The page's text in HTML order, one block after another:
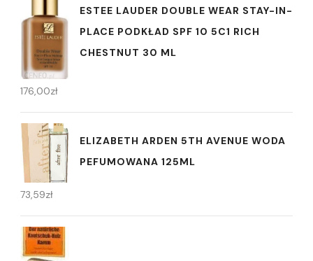
ESTEE LAUDER DOUBLE WEAR STAY-IN-
PLACE PODKŁAD SPF 10 5C1 RICH
CHESTNUT 30 ML
176,00zł
ELIZABETH ARDEN 5TH AVENUE WODA
PEFUMOWANA 125ML
73,59zł